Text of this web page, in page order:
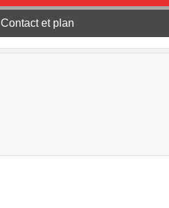
Contact et plan